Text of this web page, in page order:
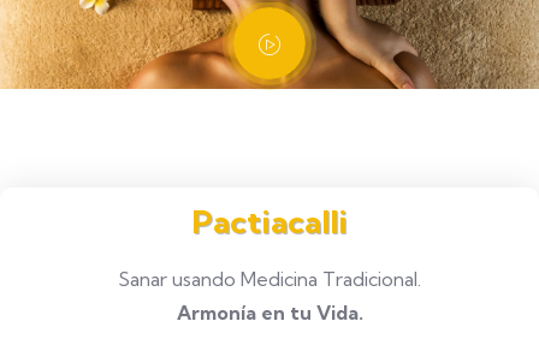
Pactiacalli
Sanar usando Medicina Tradicional.
Armonía en tu Vida.